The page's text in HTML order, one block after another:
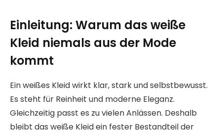
Einleitung: Warum das weiße
Kleid niemals aus der Mode
kommt
Ein weißes Kleid wirkt klar, stark und selbstbewusst.
Es steht für Reinheit und moderne Eleganz.
Gleichzeitig passt es zu vielen Anlässen. Deshalb
bleibt das weiße Kleid ein fester Bestandteil der